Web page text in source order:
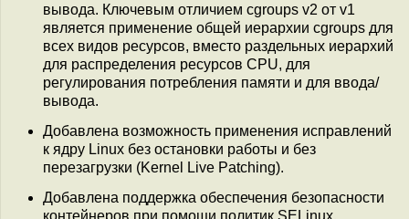
вывода. Ключевым отличием cgroups v2 от v1
является применение общей иерархии cgroups для
всех видов ресурсов, вместо раздельных иерархий
для распределения ресурсов CPU, для
регулирования потребления памяти и для ввода/
вывода.
Добавлена возможность применения исправлений
к ядру Linux без остановки работы и без
перезагрузки (Kernel Live Patching).
Добавлена поддержка обеспечения безопасности